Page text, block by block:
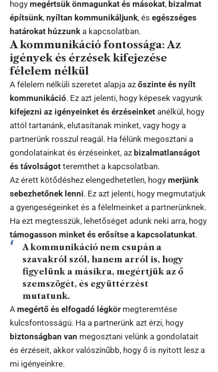
hogy megértsük önmagunkat és másokat, bizalmat
építsünk, nyíltan kommunikáljunk, és egészséges
határokat húzzunk a kapcsolatban.
A kommunikáció fontossága: Az
igények és érzések kifejezése
félelem nélkül
A félelem nélküli szeretet alapja az őszinte és nyílt
kommunikáció. Ez azt jelenti, hogy képesek vagyunk
kifejezni az igényeinket és érzéseinket anélkül, hogy
attól tartanánk, elutasítanak minket, vagy hogy a
partnerünk rosszul reagál. Ha félünk megosztani a
gondolatainkat és érzéseinket, az bizalmatlanságot
és távolságot teremthet a kapcsolatban.
Az érett kötődéshez elengedhetetlen, hogy merjünk
sebezhetőnek lenni. Ez azt jelenti, hogy megmutatjuk
a gyengeségeinket és a félelmeinket a partnerünknek.
Ha ezt megtesszük, lehetőséget adunk neki arra, hogy
támogasson minket és erősítse a kapcsolatunkat.
A kommunikáció nem csupán a
szavakról szól, hanem arról is, hogy
figyelünk a másikra, megértjük az ő
szemszögét, és együttérzést
mutatunk.
A megértő és elfogadó légkör megteremtése
kulcsfontosságú. Ha a partnerünk azt érzi, hogy
biztonságban van megosztani velünk a gondolatait
és érzéseit, akkor valószínűbb, hogy ő is nyitott lesz a
mi igényeinkre.